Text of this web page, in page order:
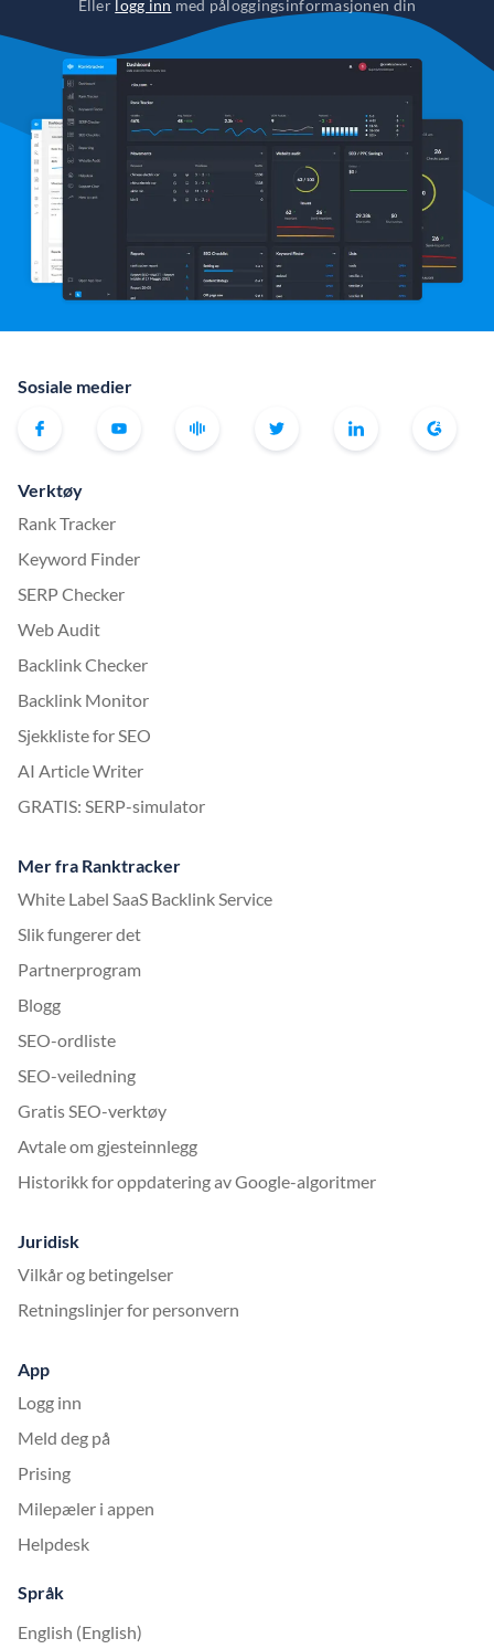
Eller logg inn med påloggingsinformasjonen din
Sosiale medier
Verktøy
Rank Tracker
Keyword Finder
SERP Checker
Web Audit
Backlink Checker
Backlink Monitor
Sjekkliste for SEO
AI Article Writer
GRATIS: SERP-simulator
Mer fra Ranktracker
White Label SaaS Backlink Service
Slik fungerer det
Partnerprogram
Blogg
SEO-ordliste
SEO-veiledning
Gratis SEO-verktøy
Avtale om gjesteinnlegg
Historikk for oppdatering av Google-algoritmer
Juridisk
Vilkår og betingelser
Retningslinjer for personvern
App
Logg inn
Meld deg på
Prising
Milepæler i appen
Helpdesk
Språk
English (English)